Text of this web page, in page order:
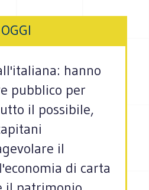
hanno
pubblico per
il possibile,
il
di carta